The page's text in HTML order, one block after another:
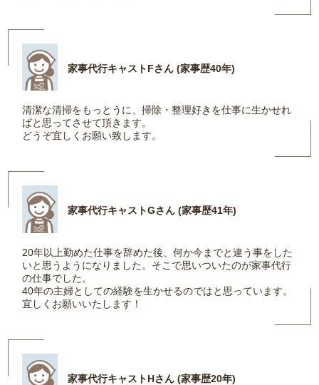
家事代行キャストFさん (家事歴40年)
清潔な清掃をもっとうに、掃除・整理好きを仕事に生かせれ
ばと思ってさせて頂きます。
どうぞ宜しくお願い致します。
家事代行キャストGさん (家事歴41年)
20年以上勤めた仕事を辞めた後、何か今までと違う事をした
いと思うようになりました。そこで思いついたのが家事代行
の仕事でした。
40年の主婦としての経験を生かせるのではと思っています。
宜しくお願いいたします！
家事代行キャストHさん (家事歴20年)